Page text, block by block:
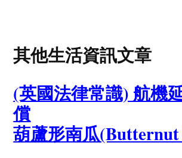
其他生活資訊文章
(英國法律常識) 航機
償
葫蘆形南瓜(Butternut